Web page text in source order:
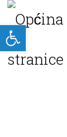
Open toolbar